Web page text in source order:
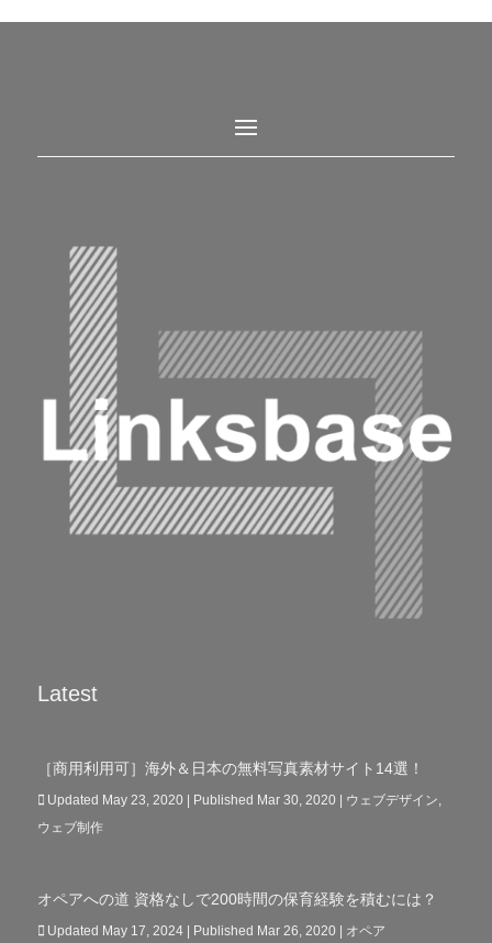
Latest
［商用利用可］海外＆日本の無料写真素材サイト14選！
Updated May 23, 2020 | Published Mar 30, 2020| ウェブデザイン
ウェブ制作
オペアへの道 資格なしで200時間の保育経験を積むには？
Updated May 17, 2024 | Published Mar 26, 2020| オペア